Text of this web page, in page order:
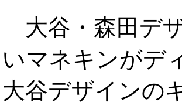
大谷・森田デ
いマネキンがデ
大谷デザインの